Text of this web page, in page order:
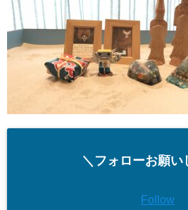
＼フォローお願い
Follow